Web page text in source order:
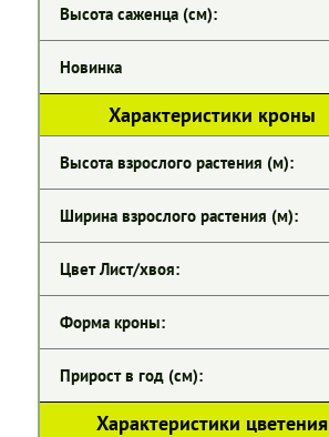
Высота саженца (см):
Новинка
Характеристики кроны
Высота взрослого растения (м):
Ширина взрослого растения (м):
Цвет Лист/хвоя:
Форма кроны:
Прирост в год (см):
Характеристики цветения